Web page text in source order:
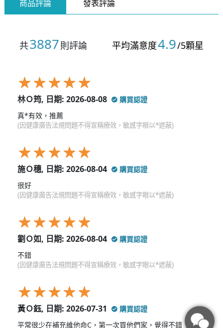
商品評論 發表評論
共3887則評論 平均滿意度4.9/5顆星
林Ｏ筠, 日期: 2026-08-08
購買認證
真*有效，推薦
(因健康廣告法規問題不得宣稱療效，敏感字眼以*遮蔽)
施Ｏ穗, 日期: 2026-08-04
購買認證
很好
(因健康廣告法規問題不得宣稱療效，敏感字眼以*遮蔽)
劉Ｏ如, 日期: 2026-08-04
購買認證
不錯
(因健康廣告法規問題不得宣稱療效，敏感字眼以*遮蔽)
黃Ｏ鈺, 日期: 2026-07-31
購買認證
平常很少在補充維他命C，第一次買他們家，覺得不錯